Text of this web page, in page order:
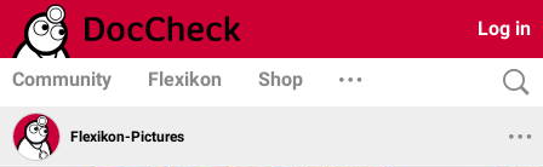
Log in
Community Flexikon Shop
Flexikon-Pictures